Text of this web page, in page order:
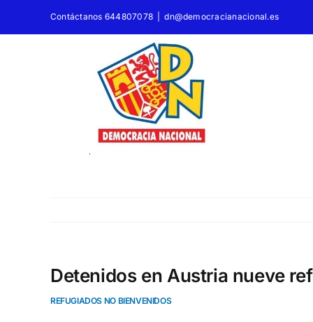
Contáctanos 644807078 dn@democracianacional.es
Detenidos en Austria nueve
REFUGIADOS NO BIENVENIDOS